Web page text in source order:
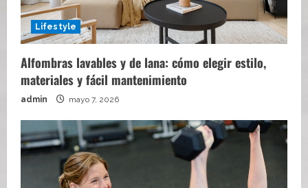
Lifestyle
Alfombras lavables y de lana: cómo elegir estilo,
materiales y fácil mantenimiento
admin mayo 7, 2026